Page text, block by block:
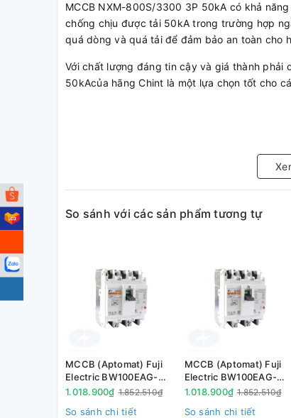
MCCB NXM-800S/3300 3P 50kA có khả
chống chịu được tải 50kA trong trường hợp
quá dòng và quá tải để đảm bảo an toàn cho
Với chất lượng đáng tin cậy và giá thành phải
50kAcủa hãng Chint là một lựa chọn tốt cho
So sánh với các sản phẩm tương tự
MCCB (Aptomat) Fuji
Electric BW100EAG-
3P100 3P 100A 10kA
1.018.900₫ 1.852.510₫
So sánh chi tiết
MCCB (Aptomat) Fuji
Electric BW100EAG-
3P075 3P 75A 10kA
1.018.900₫ 1.852.510₫
So sánh chi tiết